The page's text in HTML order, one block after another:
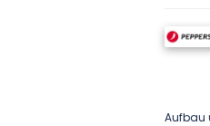
Aufbau